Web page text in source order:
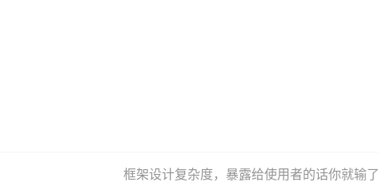
框架设计复杂度，暴露给使用者的话你就输了